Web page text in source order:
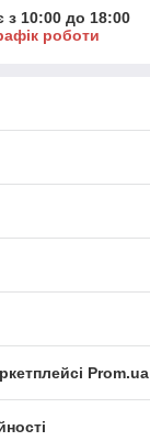
з 10:00 до 18:00
роботи
Prom.ua